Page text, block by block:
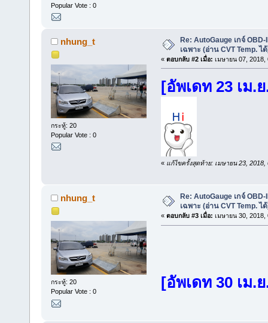
Popular Vote : 0
nhung_t
กระทู้: 20
Popular Vote : 0
Re: AutoGauge เกจ์
เฉพาะ (อ่าน CVT Temp. ไ
« ตอบกลับ #2 เมื่อ: เมษายน 07, 2018,
[อัพเดท 23 เม.
« แก้ไขครั้งสุดท้าย: เมษายน 23, 2018,
nhung_t
กระทู้: 20
Popular Vote : 0
Re: AutoGauge เกจ์
เฉพาะ (อ่าน CVT Temp. ไ
« ตอบกลับ #3 เมื่อ: เมษายน 30, 2018,
[อัพเดท 30 เม.